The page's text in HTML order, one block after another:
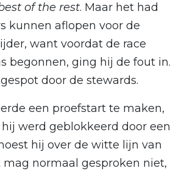
of the rest. Maar het had
kunnen aflopen voor de
want voordat de race
begonnen, ging hij de fout in.
door de stewards.
een proefstart te maken,
werd geblokkeerd door een
hij over de witte lijn van
normaal gesproken niet,